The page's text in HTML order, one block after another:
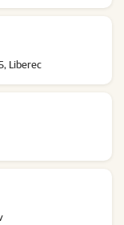
Liberec